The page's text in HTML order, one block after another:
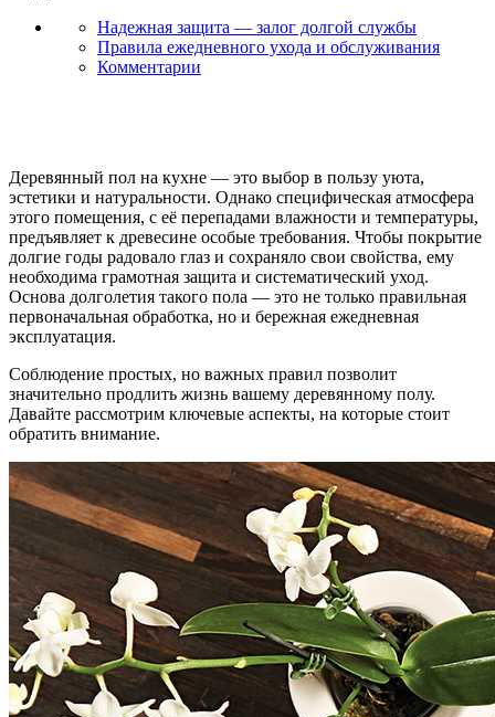
Надежная защита — залог долгой службы
Правила ежедневного ухода и обслуживания
Комментарии
Деревянный пол на кухне — это выбор в пользу уюта,
эстетики и натуральности. Однако специфическая атмосфера
этого помещения, с её перепадами влажности и температуры,
предъявляет к древесине особые требования. Чтобы покрытие
долгие годы радовало глаз и сохраняло свои свойства, ему
необходима грамотная защита и систематический уход.
Основа долголетия такого пола — это не только правильная
первоначальная обработка, но и бережная ежедневная
эксплуатация.
Соблюдение простых, но важных правил позволит
значительно продлить жизнь вашему деревянному полу.
Давайте рассмотрим ключевые аспекты, на которые стоит
обратить внимание.